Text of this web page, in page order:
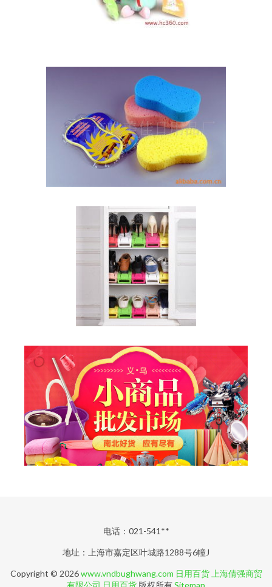
电话：021-541**
地址：上海市嘉定区叶城路1288号6幢J
Copyright © 2026www.vndbughwang.com 日用百货 上海倩强商贸
有限公司 日用百货 版权所有Sitemap